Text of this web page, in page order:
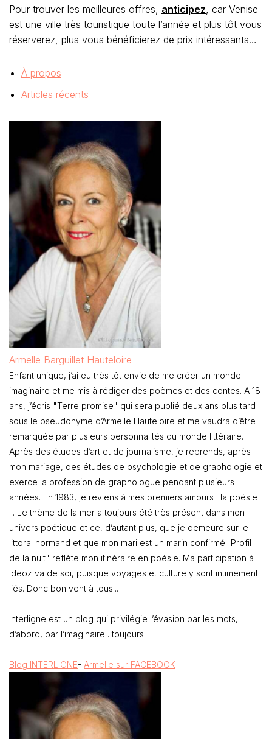
Pour trouver les meilleures offres, anticipez , car Venise
est une ville très touristique toute l’année et plus tôt vous
réserverez, plus vous bénéficierez de prix intéressants…
À propos
Articles récents
Armelle Barguillet Hauteloire
Enfant unique, j’ai eu très tôt envie de me créer un monde
imaginaire et me mis à rédiger des poèmes et des contes. A 18
ans, j’écris "Terre promise" qui sera publié deux ans plus tard
sous le pseudonyme d’Armelle Hauteloire et me vaudra d’être
remarquée par plusieurs personnalités du monde littéraire.
Après des études d’art et de journalisme, je reprends, après
mon mariage, des études de psychologie et de graphologie et
exerce la profession de graphologue pendant plusieurs
années. En 1983, je reviens à mes premiers amours : la poésie
... Le thème de la mer a toujours été très présent dans mon
univers poétique et ce, d’autant plus, que je demeure sur le
littoral normand et que mon mari est un marin confirmé."Profil
de la nuit" reflète mon itinéraire en poésie. Ma participation à
Ideoz va de soi, puisque voyages et culture y sont intimement
liés. Donc bon vent à tous...
Interligne est un blog qui privilégie l’évasion par les mots,
d’abord, par l’imaginaire…toujours.
Blog INTERLIGNE- Armelle sur FACEBOOK